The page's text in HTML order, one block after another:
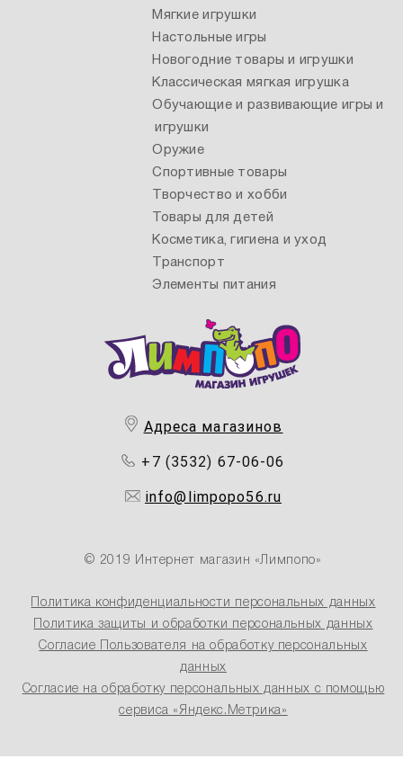
Адреса магазинов
+7 (3532) 67-06-06
info@limpopo56.ru
© 2019 Интернет магазин «Лимпопо»
Политика конфиденциальности персональных данных
Политика защиты и обработки персональных данных
Согласие Пользователя на обработку персональных
данных
Согласие на обработку персональных данных с помощью
сервиса «Яндекс.Метрика»
Мягкие игрушки
Настольные игры
Новогодние товары и игрушки
Классическая мягкая игрушка
Обучающие и развивающие игры и
игрушки
Оружие
Спортивные товары
Творчество и хобби
Товары для детей
Косметика, гигиена и уход
Транспорт
Элементы питания